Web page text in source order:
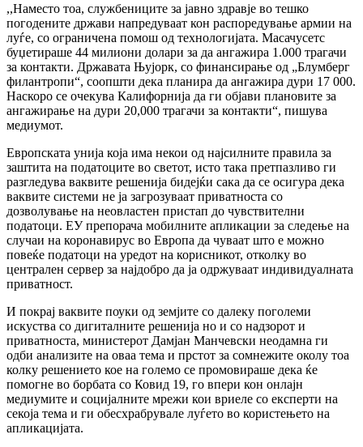
,,Наместо тоа, службениците за јавно здравје во тешко
погодените држави напредуваат кон распоредување армии на
луѓе, со ограничена помош од технологијата. Масачусетс
буџетираше 44 милиони долари за да ангажира 1.000 трагачи
за контакти. Државата Њујорк, со финансирање од „Блумберг
филантропи“, соопшти дека планира да ангажира дури 17 000.
Наскоро се очекува Калифорнија да ги објави плановите за
ангажирање на дури 20,000 трагачи за контакти“, пишува
медиумот.
Европската унија која има некои од најсилните правила за
заштита на податоците во светот, исто така претпазливо ги
разгледува ваквите решенија бидејќи сака да се осигура дека
ваквите системи не ја загрозуваат приватноста со
дозволување на неовластен пристап до чувствителни
податоци. ЕУ препорача мобилните апликации за следење на
случаи на коронавирус во Европа да чуваат што е можно
повеќе податоци на уредот на корисникот, отколку во
централен сервер за најдобро да ја одржуваат индивидуалната
приватност.
И покрај ваквите поуки од земјите со далеку поголеми
искуства со дигиталните решенија но и со надзорот и
приватноста, министерот Дамјан Манчевски неодамна ги
одби анализите на оваа тема и прстот за сомнежите околу тоа
колку решението кое на големо се промовираше дека ќе
помогне во борбата со Ковид 19, го впери кон онлајн
медиумите и социјалните мрежи кои вриеле со експерти на
секоја тема и ги обесхрабрувале луѓето во користењето на
апликацијата.